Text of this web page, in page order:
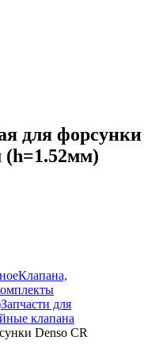
для форсунки
(h=1.52мм)
Клапана,
Запчасти для
клапана
Denso CR